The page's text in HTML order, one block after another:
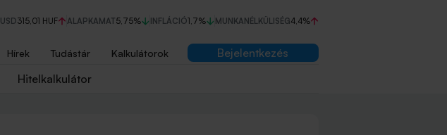
USD315,01 HUF ALAPKAMAT5,75% INFLÁCIÓ1,7% MUNKANÉLKÜLISÉG4,4%
Hírek Tudástár Kalkulátorok
Bejelentkezés
Hitelkalkulátor